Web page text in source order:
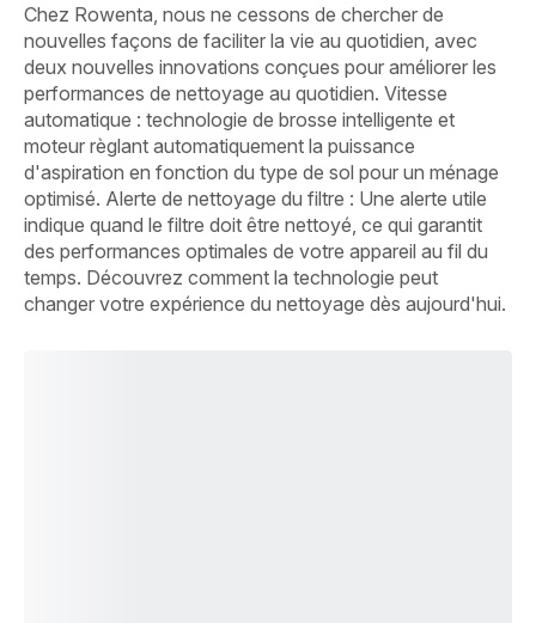
Chez Rowenta, nous ne cessons de chercher de
nouvelles façons de faciliter la vie au quotidien, avec
deux nouvelles innovations conçues pour améliorer les
performances de nettoyage au quotidien. Vitesse
automatique : technologie de brosse intelligente et
moteur règlant automatiquement la puissance
d'aspiration en fonction du type de sol pour un ménage
optimisé. Alerte de nettoyage du filtre : Une alerte utile
indique quand le filtre doit être nettoyé, ce qui garantit
des performances optimales de votre appareil au fil du
temps. Découvrez comment la technologie peut
changer votre expérience du nettoyage dès aujourd'hui.